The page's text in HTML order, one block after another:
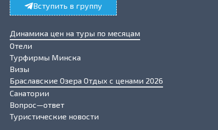
Динамика цен на туры по месяцам
Отели
Турфирмы Минска
Визы
Браславские Озера Отдых с ценами 2026
Санатории
Вопрос—ответ
Туристические новости
Вступить в группу